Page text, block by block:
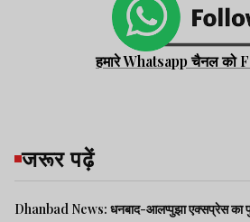
हमारे Whatsapp चैनल को
जरूर पढ़ें
Dhanbad News: धनबाद-आलप्पुझा एक्सप्रेस का